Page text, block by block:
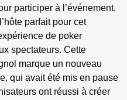
participer à l’événement.
parfait pour cet
de poker
spectateurs. Cette
marque un nouveau
qui avait été mis en pause
ont réussi à créer